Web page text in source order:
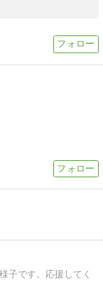
子です。応援してく